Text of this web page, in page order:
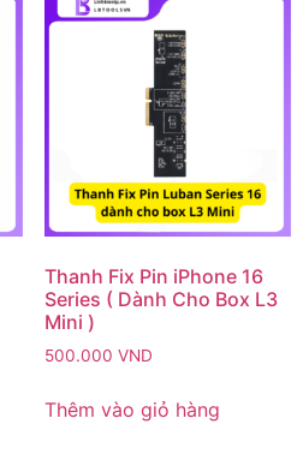
Thanh Fix Pin iPhone 16
Series ( Dành Cho Box L3
Mini )
500.000 VND
Thêm vào giỏ hàng